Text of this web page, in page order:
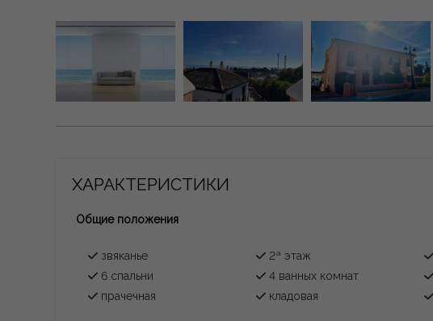
ХАРАКТЕРИСТИКИ
Общие положения
звяканье 2ª этаж
6 спальни
4 ванных комнат
прачечная
кладовая